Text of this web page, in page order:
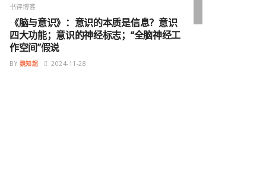
书评博客
《脑与意识》：意识的本质是信息？意识
四大功能；意识的神经标志；“全脑神经工
作空间”假说
BY 魏知超 2024-11-28